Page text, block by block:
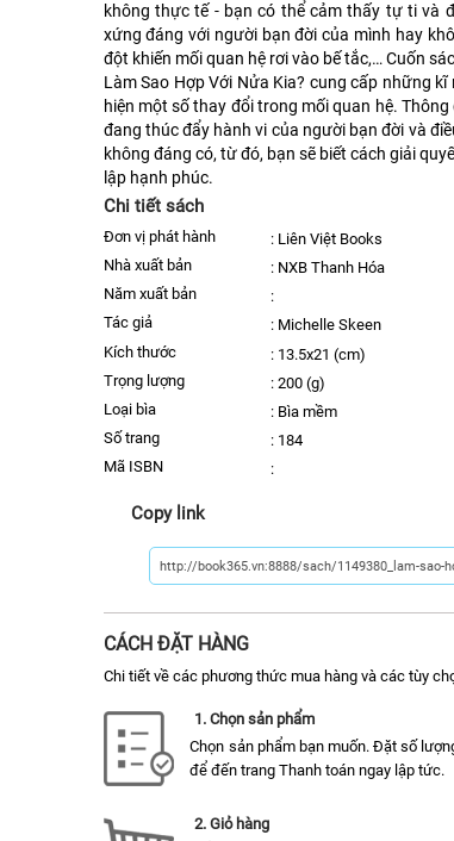
không thực tế - bạn có thể cảm thấy tự ti và
xứng đáng với người bạn đời của mình hay
đột khiến mối quan hệ rơi vào bế tắc,… Cuốn
Làm Sao Hợp Với Nửa Kia? cung cấp những
hiện một số thay đổi trong mối quan hệ.
đang thúc đẩy hành vi của người bạn đời và
không đáng có, từ đó, bạn sẽ biết cách giải
lập hạnh phúc.⁠
Chi tiết sách
Đơn vị phát hành : Liên Việt Books
nhà xuất bản
: NXB Thanh Hóa
năm xuất bản
:
Tác giả
: Michelle Skeen
kích thước
: 13.5x21 (cm)
trọng lượng
: 200 (g)
Loại bìa
: Bìa mềm
số trang
: 184
Mã ISBN
:
Copy link
CÁCH ĐẶT HÀNG
Chi tiết về các phương thức mua hàng và các tùy
1. Chọn sản phẩm
Chọn sản phẩm bạn muốn. Đặt số
để đến trang Thanh toán ngay lập tức.
2. Giỏ hàng